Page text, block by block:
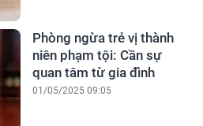
Phòng ngừa trẻ vị thành
niên phạm tội: Cần sự
quan tâm từ gia đình
01/05/2025 09:05